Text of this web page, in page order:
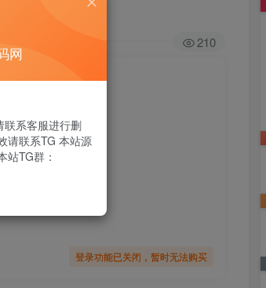
210
质押投资系统
登录功能已关闭，暂时无法购买
网
联系客服进行删
请联系TG 本站源
站TG群：